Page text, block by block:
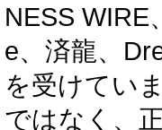
NESS
e、済龍、
を受けてい
ではなく、